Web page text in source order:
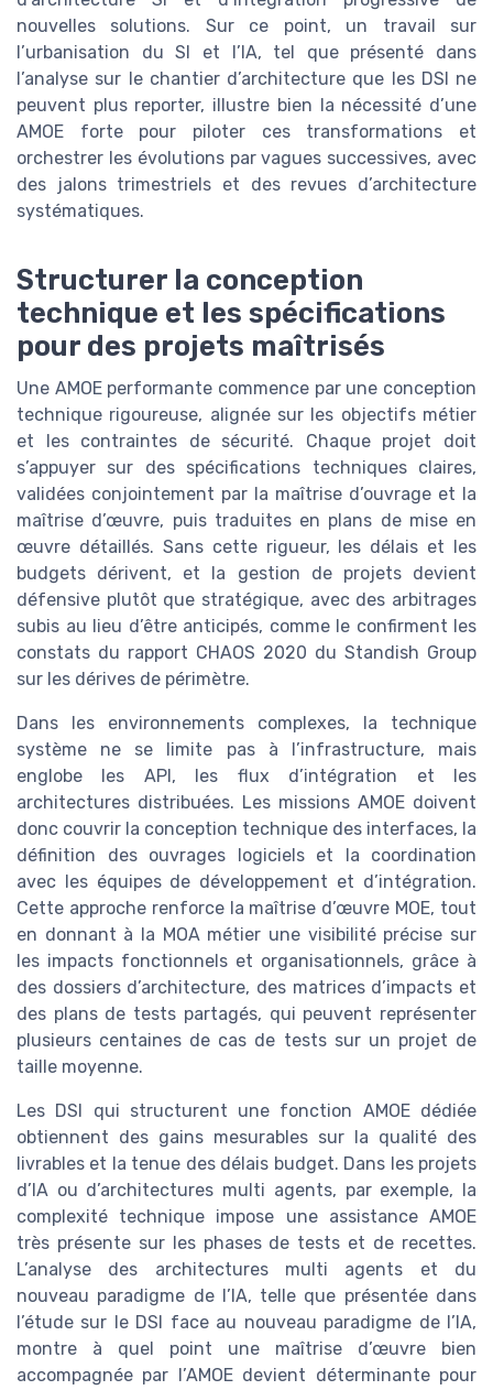
nouvelles solutions. Sur ce point, un travail sur
l’urbanisation du SI et l’IA, tel que présenté dans
l’analyse sur le chantier d’architecture que les DSI ne
peuvent plus reporter, illustre bien la nécessité d’une
AMOE forte pour piloter ces transformations et
orchestrer les évolutions par vagues successives, avec
des jalons trimestriels et des revues d’architecture
systématiques.
Structurer la conception
technique et les spécifications
pour des projets maîtrisés
Une AMOE performante commence par une conception
technique rigoureuse, alignée sur les objectifs métier
et les contraintes de sécurité. Chaque projet doit
s’appuyer sur des spécifications techniques claires,
validées conjointement par la maîtrise d’ouvrage et la
maîtrise d’œuvre, puis traduites en plans de mise en
œuvre détaillés. Sans cette rigueur, les délais et les
budgets dérivent, et la gestion de projets devient
défensive plutôt que stratégique, avec des arbitrages
subis au lieu d’être anticipés, comme le confirment les
constats du rapport CHAOS 2020 du Standish Group
sur les dérives de périmètre.
Dans les environnements complexes, la technique
système ne se limite pas à l’infrastructure, mais
englobe les API, les flux d’intégration et les
architectures distribuées. Les missions AMOE doivent
donc couvrir la conception technique des interfaces, la
définition des ouvrages logiciels et la coordination
avec les équipes de développement et d’intégration.
Cette approche renforce la maîtrise d’œuvre MOE, tout
en donnant à la MOA métier une visibilité précise sur
les impacts fonctionnels et organisationnels, grâce à
des dossiers d’architecture, des matrices d’impacts et
des plans de tests partagés, qui peuvent représenter
plusieurs centaines de cas de tests sur un projet de
taille moyenne.
Les DSI qui structurent une fonction AMOE dédiée
obtiennent des gains mesurables sur la qualité des
livrables et la tenue des délais budget. Dans les projets
d’IA ou d’architectures multi agents, par exemple, la
complexité technique impose une assistance AMOE
très présente sur les phases de tests et de recettes.
L’analyse des architectures multi agents et du
nouveau paradigme de l’IA, telle que présentée dans
l’étude sur le DSI face au nouveau paradigme de l’IA,
montre à quel point une maîtrise d’œuvre bien
accompagnée par l’AMOE devient déterminante pour